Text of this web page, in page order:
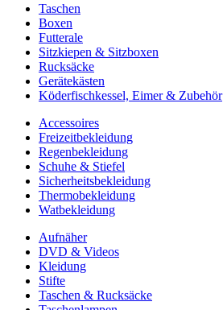
Taschen
Boxen
Futterale
Sitzkiepen & Sitzboxen
Rucksäcke
Gerätekästen
Köderfischkessel, Eimer & Zubehör
Accessoires
Freizeitbekleidung
Regenbekleidung
Schuhe & Stiefel
Sicherheitsbekleidung
Thermobekleidung
Watbekleidung
Aufnäher
DVD & Videos
Kleidung
Stifte
Taschen & Rucksäcke